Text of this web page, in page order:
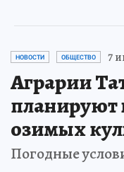
НОВОСТИ ОБЩЕСТВО 7
Аграрии
планируют
озимых
Погодные